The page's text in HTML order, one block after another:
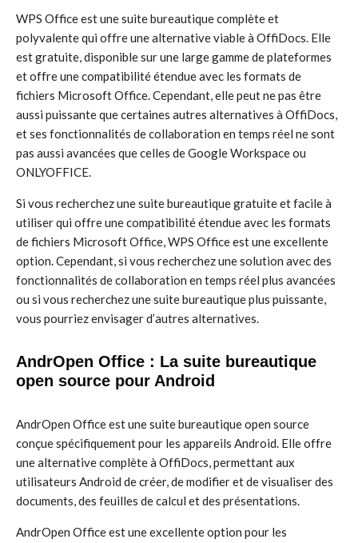
WPS Office est une suite bureautique complète et
polyvalente qui offre une alternative viable à OffiDocs. Elle
est gratuite, disponible sur une large gamme de plateformes
et offre une compatibilité étendue avec les formats de
fichiers Microsoft Office. Cependant, elle peut ne pas être
aussi puissante que certaines autres alternatives à OffiDocs,
et ses fonctionnalités de collaboration en temps réel ne sont
pas aussi avancées que celles de Google Workspace ou
ONLYOFFICE.
Si vous recherchez une suite bureautique gratuite et facile à
utiliser qui offre une compatibilité étendue avec les formats
de fichiers Microsoft Office, WPS Office est une excellente
option. Cependant, si vous recherchez une solution avec des
fonctionnalités de collaboration en temps réel plus avancées
ou si vous recherchez une suite bureautique plus puissante,
vous pourriez envisager d’autres alternatives.
AndrOpen Office : La suite bureautique
open source pour Android
AndrOpen Office est une suite bureautique open source
conçue spécifiquement pour les appareils Android. Elle offre
une alternative complète à OffiDocs, permettant aux
utilisateurs Android de créer, de modifier et de visualiser des
documents, des feuilles de calcul et des présentations.
AndrOpen Office est une excellente option pour les